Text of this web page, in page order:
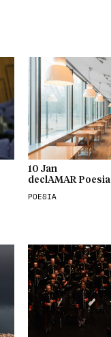
10 Jan
declAMAR Poesia
POESIA